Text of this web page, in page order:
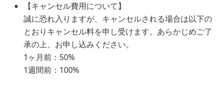
【キャンセル費用について】
誠に恐れ入りますが、キャンセルされる場合は以下の
とおりキャンセル料を申し受けます。あらかじめご了
承の上、お申し込みください。
1ヶ月前：50%
1週間前：100%